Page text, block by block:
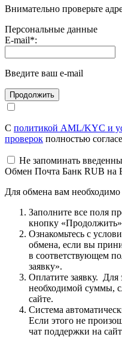
Внимательно проверьте
Персональные данные
E-mail*:
Введите ваш e-mail
С политикой AML/KYC и
проверок полностью
Не запоминать
Обмен Почта Банк RUB на
Для обмена вам
Заполните все поля
кнопку
Ознакомьтесь с
обмена, если вы
в соответствующем
заявку».
Оплатите заявку. Для
необходимой суммы,
сайте.
Система
Если этого не
чат поддержки на